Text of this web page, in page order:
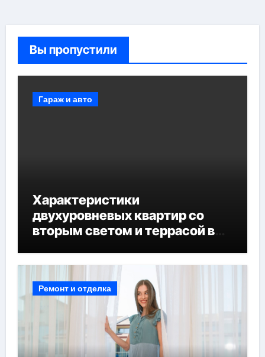
Вы пропустили
Гараж и авто
Характеристики
двухуровневых квартир со
вторым светом и террасой в
Ремонт и отделка